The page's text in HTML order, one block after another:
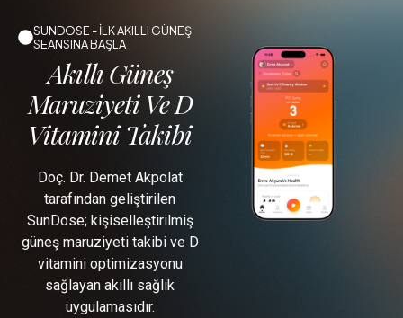
SUNDOSE - İLK AKILLI GÜNEŞ
SEANSINA BAŞLA
Akıllı Güneş
Maruziyeti Ve D
Vitamini Takibi
Doç. Dr. Demet Akpolat
tarafından geliştirilen
SunDose; kişiselleştirilmiş
güneş maruziyeti takibi ve D
vitamini optimizasyonu
sağlayan akıllı sağlık
uygulamasıdır.